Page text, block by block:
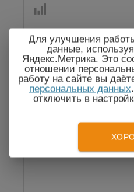
Госреестр
Для улучшения
данные,
Яндекс.Метрика. Это
отношении
работу на сайте вы
персональных данных
отключить в